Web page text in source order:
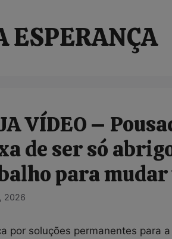
ESPERANÇA
VÍDEO –
de ser só
para mudar
2026
por soluções permanentes para